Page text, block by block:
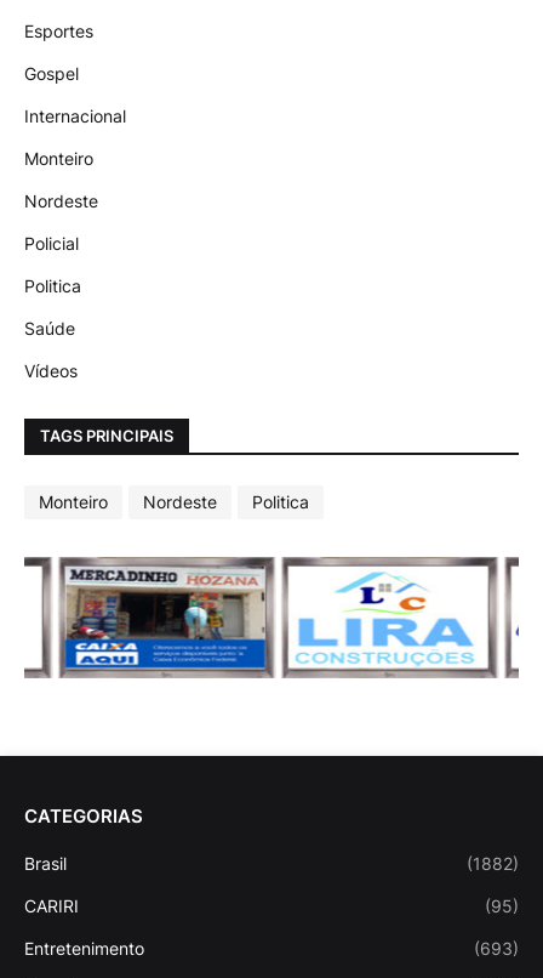
Esportes
Gospel
Internacional
Monteiro
Nordeste
Policial
Politica
Saúde
Vídeos
TAGS PRINCIPAIS
Monteiro Nordeste Politica
CATEGORIAS
Brasil (1882)
CARIRI (95)
Entretenimento (693)